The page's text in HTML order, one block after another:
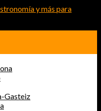
Gasteiz